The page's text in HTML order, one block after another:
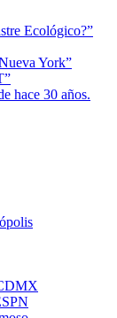
Ecológico?”
York”
hace 30 años.